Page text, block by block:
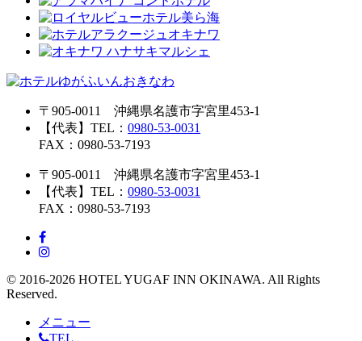
〒905-0011 沖縄県名護市字宮里453-1
【代表】TEL： 0980-53-0031
FAX：0980-53-7193
〒905-0011 沖縄県名護市字宮里453-1
【代表】TEL： 0980-53-0031
FAX：0980-53-7193
© 2016-2026 HOTEL YUGAF INN OKINAWA. All Rights
Reserved.
メニュー
TEL